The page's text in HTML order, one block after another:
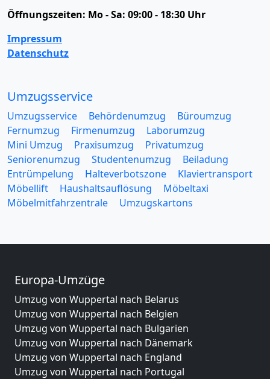
Öffnungszeiten: Mo - Sa: 09:00 - 18:30 Uhr
Impressum
Datenschutz
Umzugsservice
Umzugsservice Behördenumzug
Büroumzug
Fernumzug
Firmenumzug
Laborumzug
Mini Umzug
Praxisumzug
Privatumzug
Seniorenumzug
Studentenumzug
Beiladung
Entrümpelung
Halteverbotszone
Klaviertransport
Möbellift
Haushaltsauflösung
Möbeltaxi
Möbelmitfahrzentrale
Umzugskartons
Europa-Umzüge
Umzug von Wuppertal nach Belarus
Umzug von Wuppertal nach Belgien
Umzug von Wuppertal nach Bulgarien
Umzug von Wuppertal nach Dänemark
Umzug von Wuppertal nach England
Umzug von Wuppertal nach Portugal